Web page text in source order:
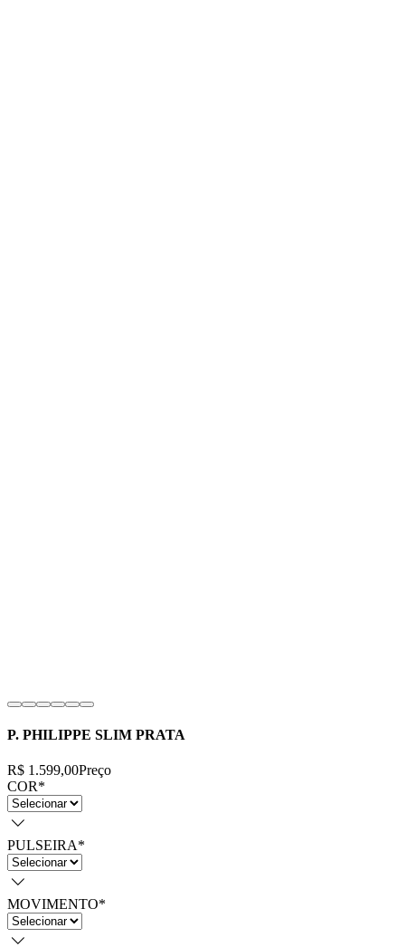
P. PHILIPPE SLIM PRATA
R$ 1.599,00Preço
COR*
PULSEIRA*
MOVIMENTO*